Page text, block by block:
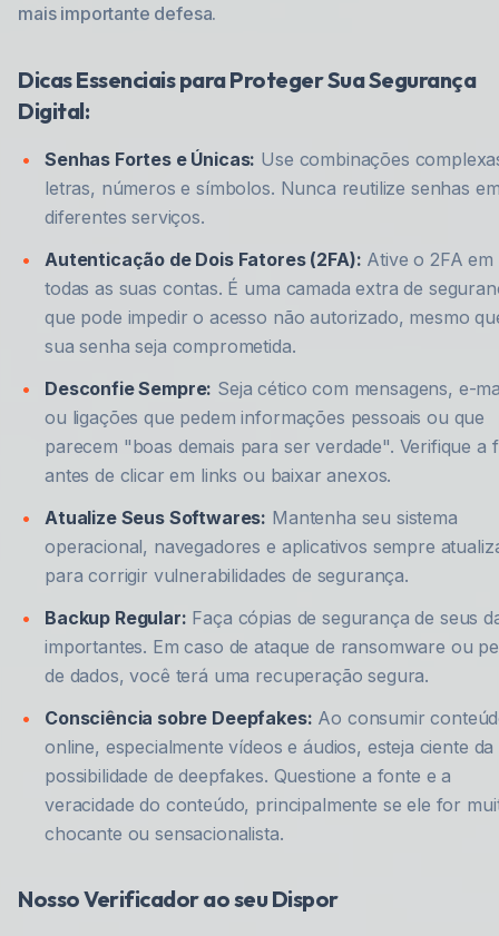
mais importante defesa.
Dicas Essenciais para Proteger Sua Segurança
Digital:
Senhas Fortes e Únicas: Use combinações
letras, números e símbolos. Nunca reutilize senhas
diferentes serviços.
Autenticação de Dois Fatores (2FA): Ative o 2FA em
todas as suas contas. É uma camada extra de
que pode impedir o acesso não autorizado, mesmo
sua senha seja comprometida.
Desconfie Sempre: Seja cético com mensagens, e-
ou ligações que pedem informações pessoais ou que
parecem "boas demais para ser verdade". Verifique a
antes de clicar em links ou baixar anexos.
Atualize Seus Softwares: Mantenha seu sistema
operacional, navegadores e aplicativos sempre
para corrigir vulnerabilidades de segurança.
Backup Regular: Faça cópias de segurança de seus
importantes. Em caso de ataque de ransomware ou
de dados, você terá uma recuperação segura.
Consciência sobre Deepfakes: Ao consumir
online, especialmente vídeos e áudios, esteja ciente da
possibilidade de deepfakes. Questione a fonte e a
veracidade do conteúdo, principalmente se ele for
chocante ou sensacionalista.
Nosso Verificador ao seu Dispor